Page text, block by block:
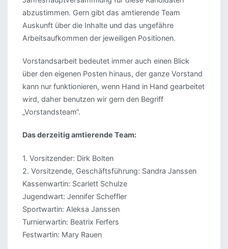
abzustimmen. Gern gibt das amtierende Team
Auskunft über die Inhalte und das ungefähre
Arbeitsaufkommen der jeweiligen Positionen.
Vorstandsarbeit bedeutet immer auch einen Blick
über den eigenen Posten hinaus, der ganze Vorstand
kann nur funktionieren, wenn Hand in Hand gearbeitet
wird, daher benutzen wir gern den Begriff
„Vorstandsteam“.
Das derzeitig amtierende Team:
1. Vorsitzender: Dirk Bolten
2. Vorsitzende, Geschäftsführung: Sandra Janssen
Kassenwartin: Scarlett Schulze
Jugendwart: Jennifer Scheffler
Sportwartin: Aleksa Janssen
Turnierwartin: Beatrix Ferfers
Festwartin: Mary Rauen